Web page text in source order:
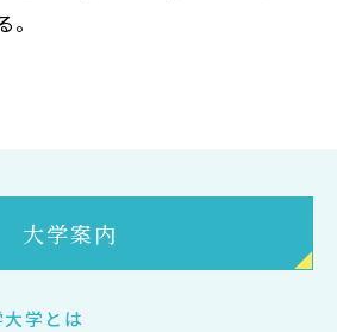
大学案内
学とは